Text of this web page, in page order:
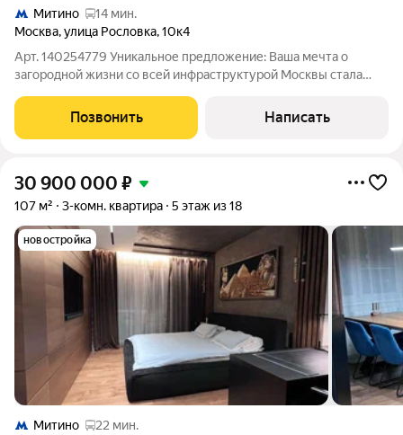
Митино
14 мин.
Москва,улица Рословка,10к4
Арт. 140254779 Уникальное предложение: Ваша мечта о
загородной жизни со всей инфраструктурой Москвы стала
квартиру, которая сочетает в себе простор и приватность
загородного дома с престижем и
Позвонить Написать
30 900 000 ₽
107 м² 3-комн. квартира 5 этаж из 18
новостройка
Митино
22 мин.